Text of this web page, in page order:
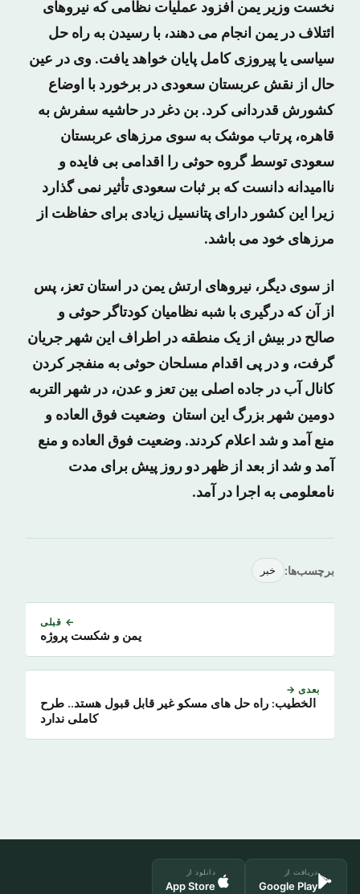
نخست وزیر یمن افزود عملیات نظامی که نیروهای
ائتلاف در یمن انجام می دهند، با رسیدن به راه حل
سیاسی یا پیروزی کامل پایان خواهد یافت. وی در عین
حال از نقش عربستان سعودی در برخورد با اوضاع
کشورش قدردانی کرد. بن دغر در حاشیه سفرش به
قاهره، پرتاب موشک به سوی مرزهای عربستان
سعودی توسط گروه حوثی را اقدامی بی فایده و
ناامیدانه دانست که بر ثبات سعودی تأثیر نمی گذارد
زیرا این کشور دارای پتانسیل زیادی برای حفاظت از
مرزهای خود می باشد.
از سوی دیگر، نیروهای ارتش یمن در استان تعز، پس
از آن که درگیری با شبه نظامیان کودتاگر حوثی و
صالح در بیش از یک منطقه در اطراف این شهر جریان
گرفت، و در پی اقدام مسلحان حوثی به منفجر کردن
کانال آب در جاده اصلی بین تعز و عدن، در شهر التربه
دومین شهر بزرگ این استان وضعیت فوق العاده و
منع آمد و شد اعلام کردند. وضعیت فوق العاده و منع
آمد و شد از بعد از ظهر دو روز پیش برای مدت
نامعلومی به اجرا در آمد.
برچسب‌ها: خبر
← قبلی
یمن و شکست پروژه
بعدی →
الخطیب: راه حل های مسکو غیر قابل قبول هستد.. طرح
کاملی ندارد
دریافت از
Google Play
دانلود از
App Store